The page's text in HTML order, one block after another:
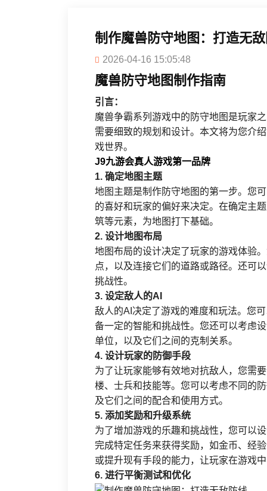
制作魔兽防守地图：打造无
2026-04-16 15:05:48
魔兽防守地图制作指南
引言：
魔兽争霸系列游戏中的防守地图是玩家
需要细致的规划和设计。本文将为您介
戏世界。
J9九游会真人游戏第一品牌
1. 确定地图主题
地图主题是制作防守地图的第一步。您
的喜好和玩家的偏好来决定。在确定主
筑等元素，为地图打下基础。
2. 设计地图布局
地图布局的设计决定了玩家的游戏体验
点，以及连接它们的道路或路径。还可
挑战性。
3. 设定敌人的AI
敌人的AI决定了游戏的难度和玩法。您
备一定的智能和挑战性。您还可以考虑
单位，以及它们之间的克制关系。
4. 设计玩家的防御手段
为了让玩家能够有效地对抗敌人，您需
楼、士兵和技能等。您可以考虑不同的
及它们之间的配合和使用方式。
5. 添加奖励和升级系统
为了增加游戏的乐趣和挑战性，您可以
完成特定任务来获得奖励，如金币、经
或提升现有手段的能力，让玩家在游戏
6. 进行平衡测试和优化